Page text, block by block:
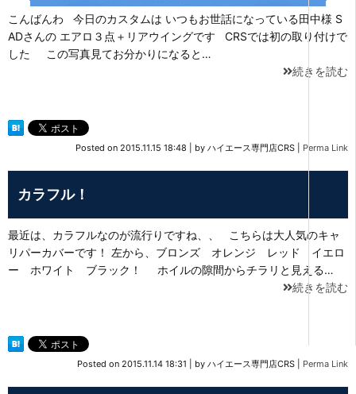
こんばんわ 今日のカスタムは いつもお世話になっている田中様 S
ADさんの エアロ３点＋リアウイングです CRSでは初の取り付けで
した この写真見てお分かりになると…
続きを読む
Posted on 2015.11.15 18:48 by ハイエース専門店CRS Perma Link
カラフル！
最近は、カラフルなのが流行りですね、、 こちらは大人気のキャ
リパーカバーです！ 左から、ブロンズ オレンジ レッド イエロ
ー ホワイト ブラック！ ホイルの隙間からチラリと見える…
続きを読む
Posted on 2015.11.14 18:31 by ハイエース専門店CRS Perma Link